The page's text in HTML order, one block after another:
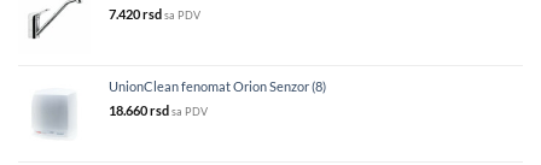
7.420rsd sa PDV
UnionClean fenomat Orion Senzor (8)
18.660rsd sa PDV